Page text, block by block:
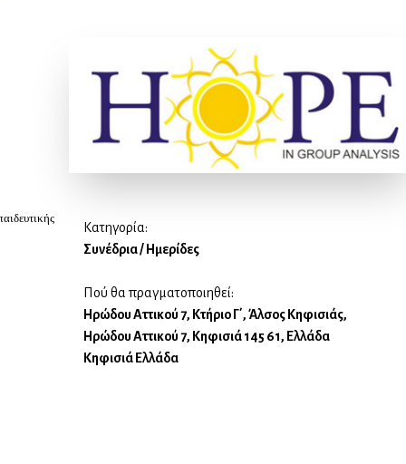
Κατηγορία:
Συνέδρια / Ημερίδες
Πού θα πραγματοποιηθεί:
Ηρώδου Αττικού 7, Κτήριο Γ΄, Άλσος Κηφισιάς,
Ηρώδου Αττικού 7, Κηφισιά 145 61, Ελλάδα
Κηφισιά Ελλάδα